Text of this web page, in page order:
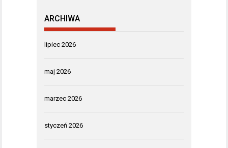
ARCHIWA
lipiec 2026
maj 2026
marzec 2026
styczeń 2026